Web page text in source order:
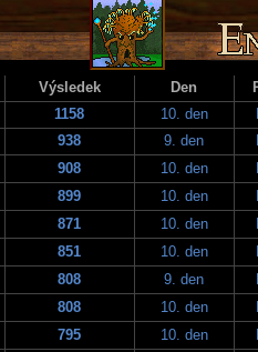
Výsledek Den
1158 10. den
938 9. den
908 10. den
899 10. den
871 10. den
851 10. den
808 9. den
808 10. den
795 10. den